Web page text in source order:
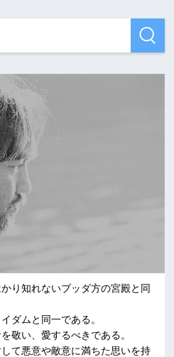
り知れないブッダ方の宮殿と同
ダムと同一である。
敬い、愛するべきである。
て悪意や敵意に満ちた思いを持